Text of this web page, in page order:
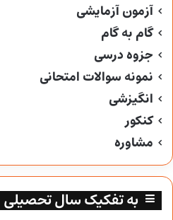
آزمون آزمایشی
گام به گام
جزوه درسی
نمونه سوالات امتحانی
انگیزشی
کنکور
مشاوره
به تفکیک سال تحصیلی